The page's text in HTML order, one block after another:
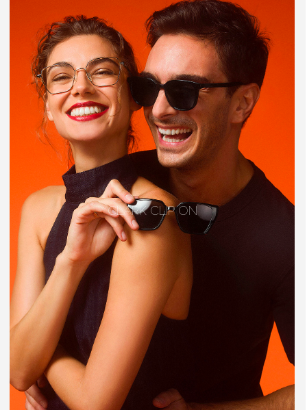
CLARK CLIP ON